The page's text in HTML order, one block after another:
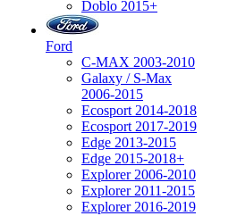
Doblo 2015+
Ford
C-MAX 2003-2010
Galaxy / S-Max
2006-2015
Ecosport 2014-2018
Ecosport 2017-2019
Edge 2013-2015
Edge 2015-2018+
Explorer 2006-2010
Explorer 2011-2015
Explorer 2016-2019